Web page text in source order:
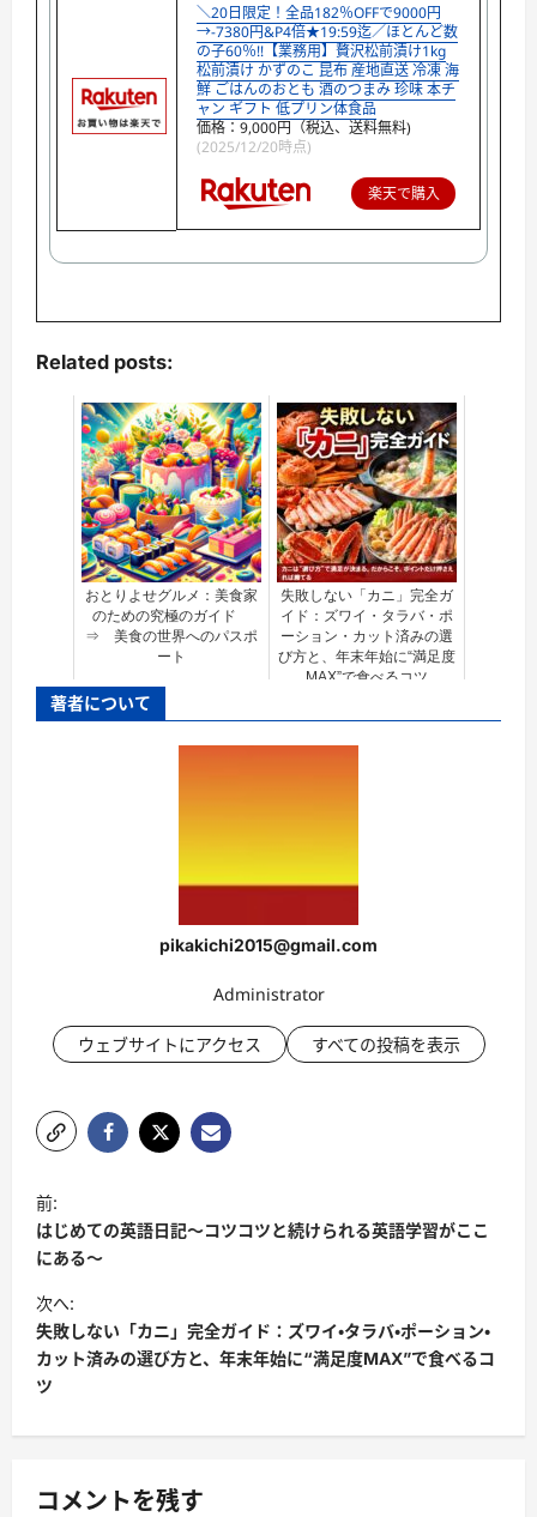
＼20日限定！全品182％OFFで9000円
→-7380円&P4倍★19:59迄／ほとんど数
の子60％!!【業務用】贅沢松前漬け1kg
松前漬け かずのこ 昆布 産地直送 冷凍 海
鮮 ごはんのおとも 酒のつまみ 珍味 本チ
ャン ギフト 低プリン体食品
価格：9,000円（税込、送料無料)
(2025/12/20時点)
楽天で購入
Related posts:
おとりよせグルメ：美食家
のための究極のガイド
⇒ 美食の世界へのパスポ
ート
失敗しない「カニ」完全ガ
イド：ズワイ・タラバ・ポ
ーション・カット済みの選
び方と、年末年始に“満足度
MAX”で食べるコツ
著者について
pikakichi2015@gmail.com
Administrator
ウェブサイトにアクセス すべての投稿を表示
投
稿
ナ
ビ
ゲ
ー
ン
前:
はじめての英語日記〜コツコツと続けられる英語学習がここ
にある〜
次へ:
失敗しない「カニ」完全ガイド：ズワイ・タラバ・ポーション・
カット済みの選び方と、年末年始に“満足度MAX”で食べるコ
ツ
コメントを残す